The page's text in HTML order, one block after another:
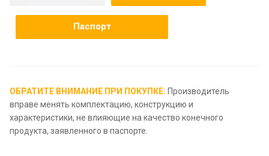
Паспорт
ОБРАТИТЕ ВНИМАНИЕ ПРИ ПОКУПКЕ: Производитель
вправе менять комплектацию, конструкцию и
характеристики, не влияющие на качество конечного
продукта, заявленного в паспорте.